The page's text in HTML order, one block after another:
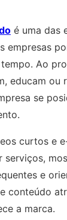
é uma das
empresas
Ao
educam ou
se
curtos e
serviços,
e
conteúdo
a marca.